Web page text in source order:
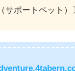
サポートペット